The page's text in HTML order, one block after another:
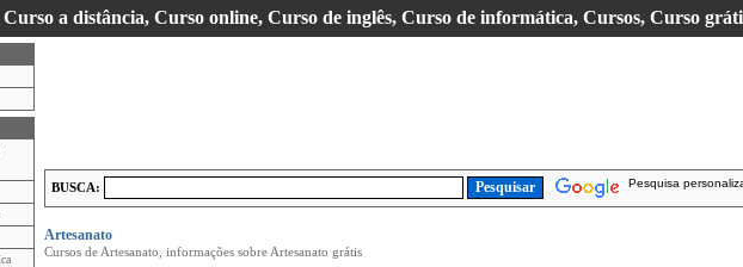
Curso a distância, Curso online, Curso de inglês, Curso de informática, Cursos, Curso
BUSCA: Pesquisa
Artesanato
Cursos de Artesanato, informações sobre Artesanato grátis